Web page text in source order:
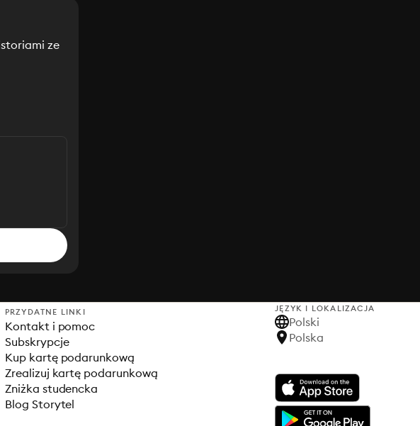
ze
PRZYDATNE LINKI
Kontakt i pomoc
Subskrypcje
Kup kartę podarunkową
Zrealizuj kartę podarunkową
Zniżka studencka
Blog Storytel
JĘZYK I LOKALIZACJA
Polski
Polska